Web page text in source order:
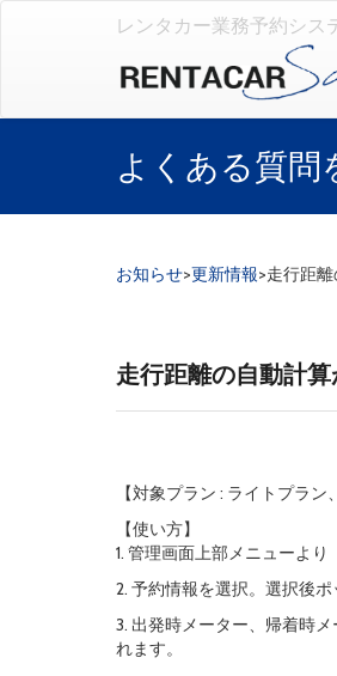
レンタカー業務予約シス
よくある質問
お知らせ>更新情報>走行距
走行距離の自動計
【対象プラン : ライトプラ
【使い方】
1. 管理画面上部メニューより
2. 予約情報を選択。選択後ポ
3. 出発時メーター、帰着時
れます。